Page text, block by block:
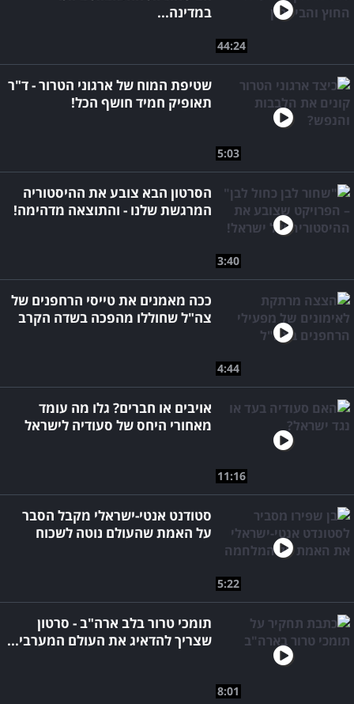
44:24
במדינה...
5:03
שטיפת המוח של ארגוני הטרור - ד"ר
תאופיק חמיד חושף הכל!
3:40
הסרטון הבא צובע את ההיסטוריה
המרגשת שלנו - והתוצאה מדהימה!
4:44
ככה מאמנים את טייסי הרחפנים של
צה"ל שחוללו מהפכה בשדה הקרב
11:16
אויבים או חברים? גלו מה עומד
מאחורי היחס של סעודיה לישראל
5:22
סטודנט אנטי-ישראלי מקבל הסבר
על האמת שהעולם נוטה לשכוח
8:01
תומכי טרור בלב ארה"ב - סרטון
שצריך להדאיג את העולם המערבי...